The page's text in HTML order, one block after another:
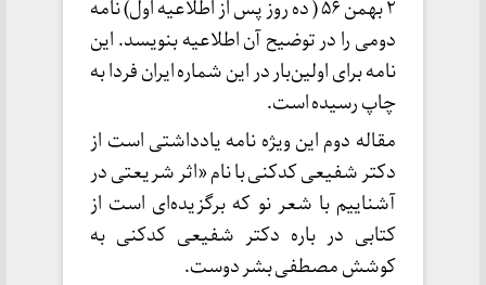
۲ بهمن ۵۶ ( ده روز پس از اطلاعیه اول) نامه
دومی را در توضیح آن اطلاعیه بنویسد. این
نامه برای اولین‌بار در این شماره ایران فردا به
چاپ رسیده است.
مقاله دوم این ویژه نامه یادداشتی است از
دکتر شفیعی کدکنی با نام «اثر شریعتی در
آشناییم با شعر نو که برگزیده‌ای است از
کتابی در باره دکتر شفیعی کدکنی به
کوشش مصطفی بشر دوست.